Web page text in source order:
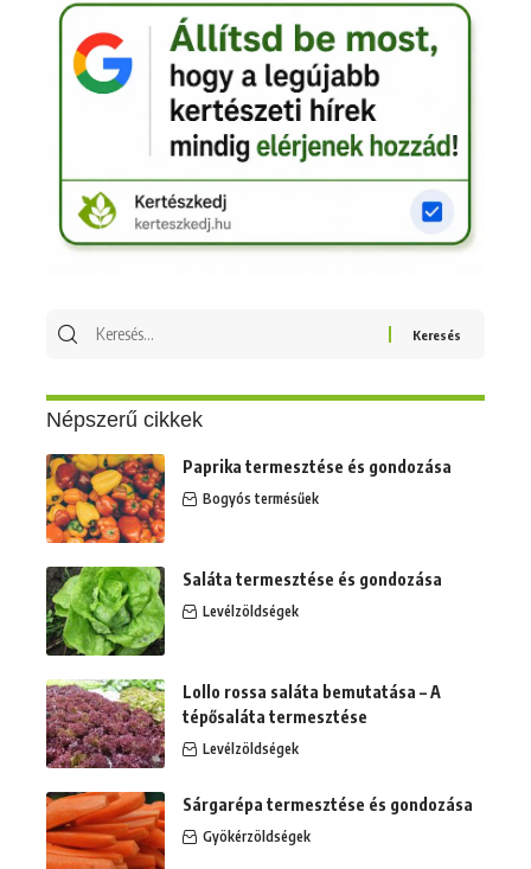
Keresés
Népszerű cikkek
Paprika termesztése és gondozása
Bogyós termésűek
Saláta termesztése és gondozása
Levélzöldségek
Lollo rossa saláta bemutatása – A
tépősaláta termesztése
Levélzöldségek
Sárgarépa termesztése és gondozása
Gyökérzöldségek